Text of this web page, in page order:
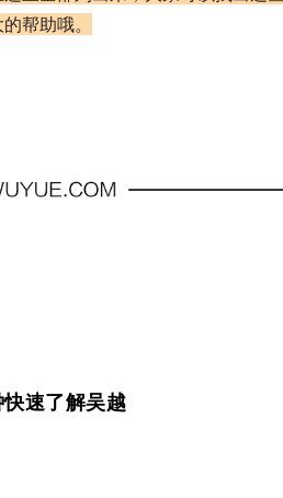
帮助哦。
速了解吴越